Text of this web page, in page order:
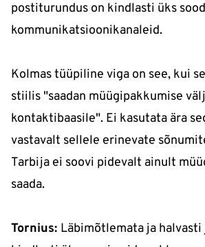
postiturundus on kindlasti üks
kommunikatsioonikanaleid.
Kolmas tüüpiline viga on see, kui
stiilis "saadan müügipakkumise
kontaktibaasile". Ei kasutata ära
vastavalt sellele erinevate
Tarbija ei soovi pidevalt ainult
saada.
Tornius: Läbimõtlemata ja